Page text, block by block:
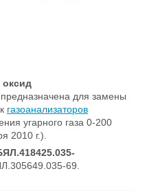
оксид
предназначена для замены
газоанализаторов
угарного газа 0-200
2010 г.).
69.